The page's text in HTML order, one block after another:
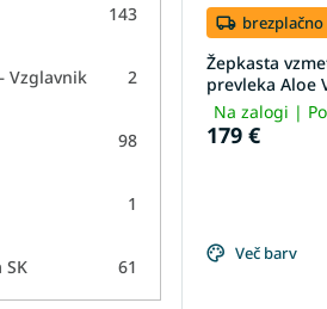
143
Vzglavnik 2
98
1
61
e
l
k
o
v
u
c
t
s
brezplačno
Žepkasta
prevleka Aloe
Na zalogi |
179 €
Več barv